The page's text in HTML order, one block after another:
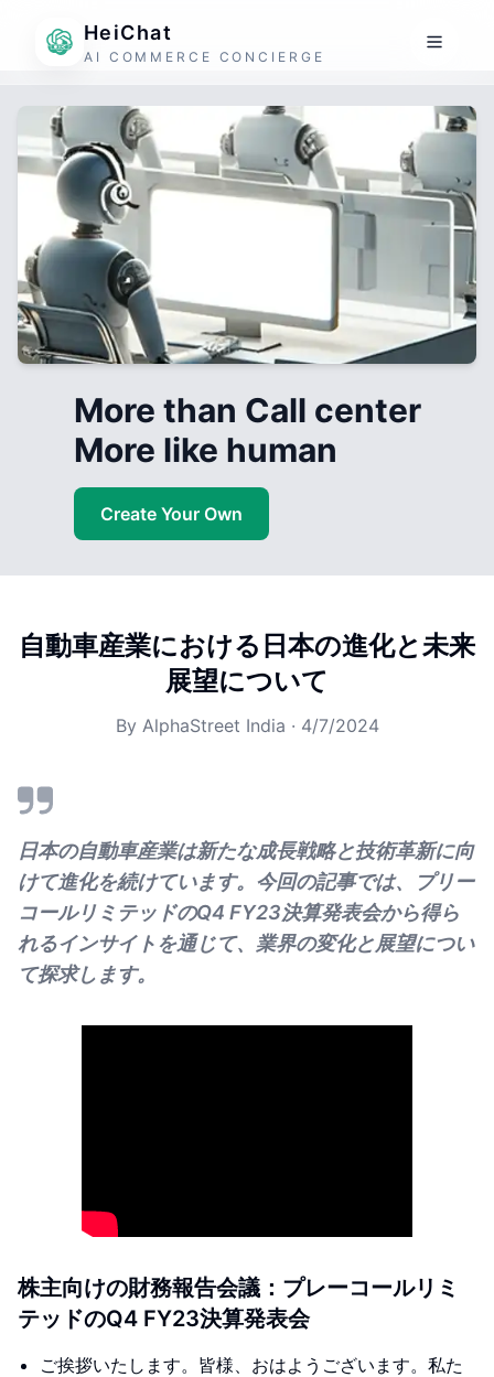
HeiChat
AI COMMERCE CONCIERGE
More than Call center
More like human
Create Your Own
自動車産業における日本の進化と未来
展望について
By AlphaStreet India · 4/7/2024
日本の自動車産業は新たな成長戦略と技術革新に向
けて進化を続けています。今回の記事では、プリー
コールリミテッドのQ4 FY23決算発表会から得ら
れるインサイトを通じて、業界の変化と展望につい
て探求します。
株主向けの財務報告会議：プレーコールリミ
テッドのQ4 FY23決算発表会
ご挨拶いたします。皆様、おはようございます。私た